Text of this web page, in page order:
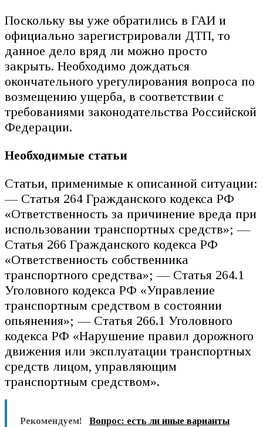
Поскольку вы уже обратились в ГАИ и
официально зарегистрировали ДТП, то
данное дело вряд ли можно просто
закрыть. Необходимо дождаться
окончательного урегулирования вопроса по
возмещению ущерба, в соответствии с
требованиями законодательства Российской
Федерации.
Необходимые статьи
Статьи, применимые к описанной ситуации:
— Статья 264 Гражданского кодекса РФ
«Ответственность за причинение вреда при
использовании транспортных средств»; —
Статья 266 Гражданского кодекса РФ
«Ответственность собственника
транспортного средства»; — Статья 264.1
Уголовного кодекса РФ «Управление
транспортным средством в состоянии
опьянения»; — Статья 266.1 Уголовного
кодекса РФ «Нарушение правил дорожного
движения или эксплуатации транспортных
средств лицом, управляющим
транспортным средством».
Рекомендуем!
Вопрос: есть ли иные варианты